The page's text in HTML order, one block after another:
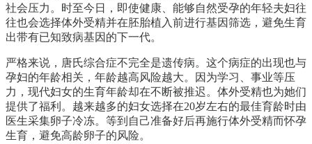
社会压力。时至今日，即使健康、能够自然受孕的年轻夫妇往
往也会选择体外受精并在胚胎植入前进行基因筛选，避免生育
出带有已知致病基因的下一代。
严格来说，唐氏综合症不完全是遗传病。这个病症的出现也与
孕妇的年龄相关，年龄越高风险越大。因为学习、事业等压
力，现代妇女的生育年龄却在不断被推迟。体外受精也为她们
提供了福利。越来越多的妇女选择在20岁左右的最佳育龄时由
医生采集卵子冷冻。等到自己准备好后再施行体外受精而怀孕
生育，避免高龄卵子的风险。